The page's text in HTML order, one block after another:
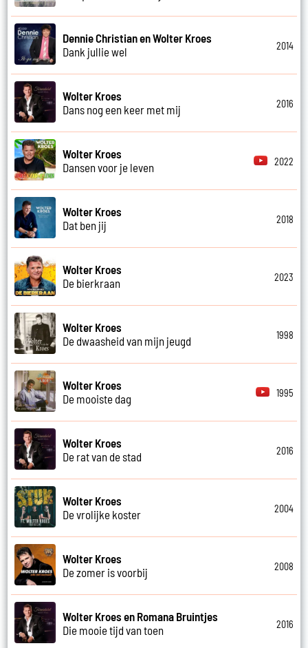
Dennie Christian en Wolter Kroes
Dank jullie wel
2014
Wolter Kroes
Dans nog een keer met mij
2016
Wolter Kroes
Dansen voor je leven
2022
Wolter Kroes
Dat ben jij
2018
Wolter Kroes
De bierkraan
2023
Wolter Kroes
De dwaasheid van mijn jeugd
1998
Wolter Kroes
De mooiste dag
1995
Wolter Kroes
De rat van de stad
2016
Wolter Kroes
De vrolijke koster
2004
Wolter Kroes
De zomer is voorbij
2008
Wolter Kroes en Romana Bruintjes
Die mooie tijd van toen
2016